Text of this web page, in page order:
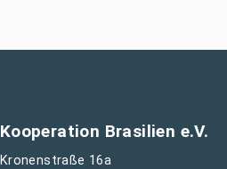
Kooperation Brasilien e.V.
Kronenstraße 16a